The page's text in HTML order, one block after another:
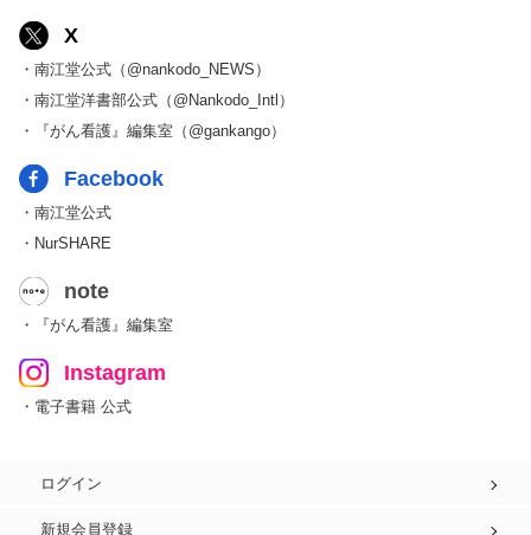
X
・南江堂公式（@nankodo_NEWS）
・南江堂洋書部公式（@Nankodo_Intl）
・『がん看護』編集室（@gankango）
Facebook
・南江堂公式
・NurSHARE
note
・『がん看護』編集室
Instagram
・電子書籍 公式
ログイン
新規会員登録